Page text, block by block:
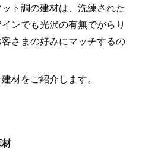
ト調の建材は、洗練された
ンでも光沢の有無でがらり
さまの好みにマッチするの
材をご紹介します。